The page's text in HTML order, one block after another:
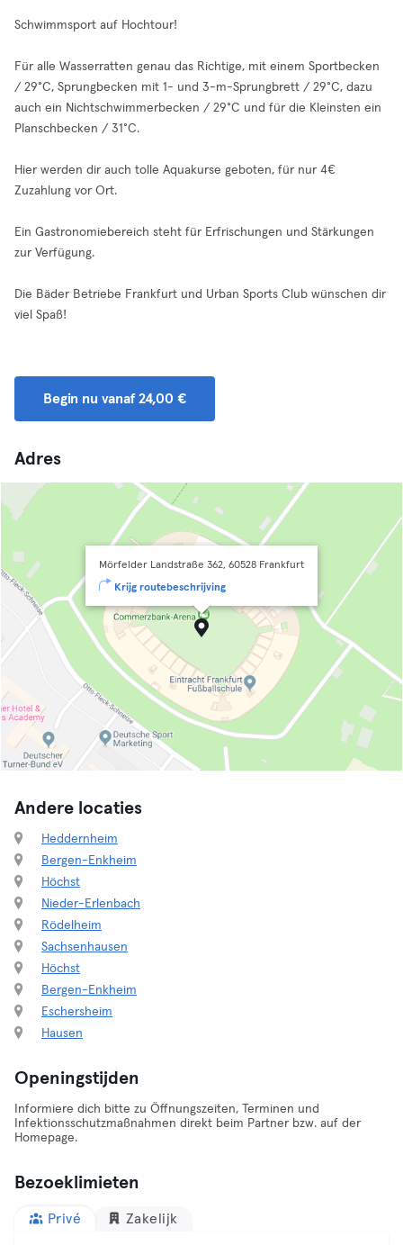
Schwimmsport auf Hochtour!
Für alle Wasserratten genau das Richtige, mit einem Sportbecken
/ 29°C, Sprungbecken mit 1- und 3-m-Sprungbrett / 29°C, dazu
auch ein Nichtschwimmerbecken / 29°C und für die Kleinsten ein
Planschbecken / 31°C.
Hier werden dir auch tolle Aquakurse geboten, für nur 4€
Zuzahlung vor Ort.
Ein Gastronomiebereich steht für Erfrischungen und Stärkungen
zur Verfügung.
Die Bäder Betriebe Frankfurt und Urban Sports Club wünschen dir
viel Spaß!
Begin nu vanaf 24,00 €
Adres
Mörfelder Landstraße 362, 60528 Frankfurt
Krijg routebeschrijving
Andere locaties
Heddernheim
Bergen-Enkheim
Höchst
Nieder-Erlenbach
Rödelheim
Sachsenhausen
Höchst
Bergen-Enkheim
Eschersheim
Hausen
Openingstijden
Informiere dich bitte zu Öffnungszeiten, Terminen und
Infektionsschutzmaßnahmen direkt beim Partner bzw. auf der
Homepage.
Bezoeklimieten
Privé Zakelijk